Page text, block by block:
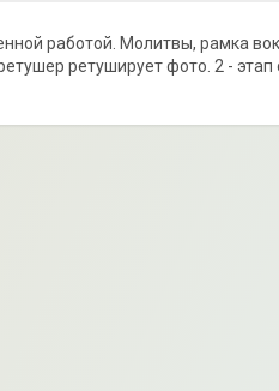
работой. Молитвы, рамка
ретуширует фото. 2 - этап